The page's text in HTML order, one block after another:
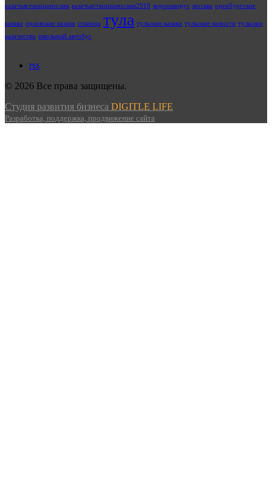
казачьястаницамосква казачьястаницамосква2018 коронавирус москва оренбургские
казаки орловские казаки станица тула тульские казаки тульские новости тульское
казачество школьный автобус
rss
© 2026 Все права защищены.
Студия развития бизнеса DIGITLE LIFE
Разработка, поддержка, продвижение сайта